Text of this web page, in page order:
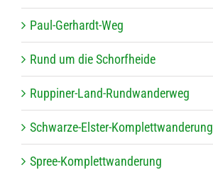
Paul-Ger­hardt-Weg
Rund um die Schorfheide
Rup­pi­ner-Land-Rund­wan­der­weg
Schwarze-Els­ter-Kom­plett­wan­de­rung
Spree-Kom­plett­wan­de­rung